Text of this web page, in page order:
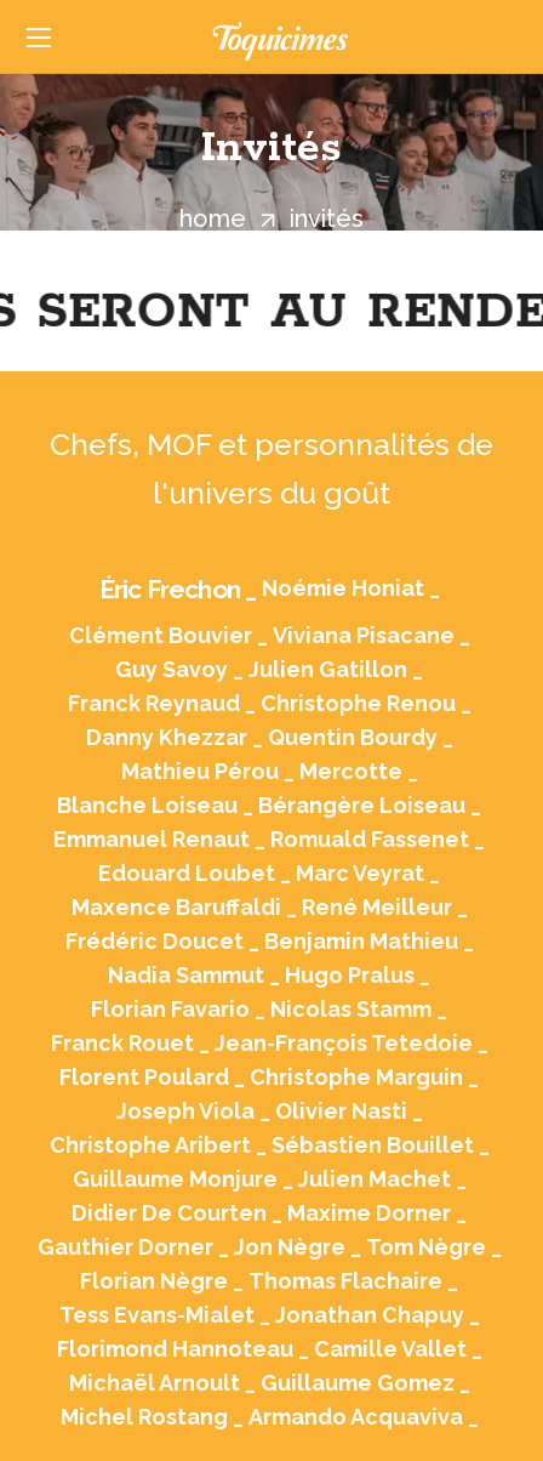
Invités
home invités
SERONT AU
Chefs, MOF et personnalités de
l'univers du goût
Éric Frechon _ Noémie Honiat _
Clément Bouvier _ Viviana Pisacane _
Guy Savoy _ Julien Gatillon _
Franck Reynaud _ Christophe Renou _
Danny Khezzar _ Quentin Bourdy _
Mathieu Pérou _ Mercotte _
Blanche Loiseau _ Bérangère Loiseau _
Emmanuel Renaut _ Romuald Fassenet _
Edouard Loubet _ Marc Veyrat _
Maxence Baruffaldi _ René Meilleur _
Frédéric Doucet _ Benjamin Mathieu _
Nadia Sammut _ Hugo Pralus _
Florian Favario _ Nicolas Stamm _
Franck Rouet _ Jean-François Tetedoie _
Florent Poulard _ Christophe Marguin _
Joseph Viola _ Olivier Nasti _
Christophe Aribert _ Sébastien Bouillet _
Guillaume Monjure _ Julien Machet _
Didier De Courten _ Maxime Dorner _
Gauthier Dorner _ Jon Nègre _ Tom Nègre _
Florian Nègre _ Thomas Flachaire _
Tess Evans-Mialet _ Jonathan Chapuy _
Florimond Hannoteau _ Camille Vallet _
Michaël Arnoult _ Guillaume Gomez _
Michel Rostang _ Armando Acquaviva _